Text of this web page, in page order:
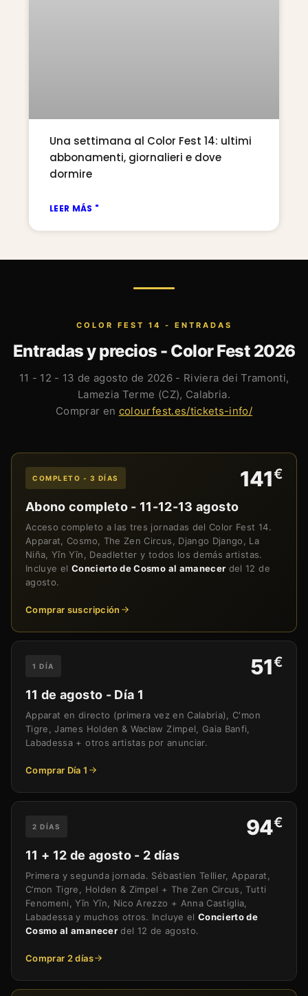
Una settimana al Color Fest 14: ultimi
abbonamenti, giornalieri e dove
dormire
LEER MÁS "
COLOR FEST 14 - ENTRADAS
Entradas y precios - Color Fest 2026
11 - 12 - 13 de agosto de 2026 - Riviera dei Tramonti,
Lamezia Terme (CZ), Calabria.
Comprar en colourfest.es/tickets-info/
COMPLETO - 3 DÍAS 141€
Abono completo - 11-12-13 agosto
Acceso completo a las tres jornadas del Color Fest 14.
Apparat, Cosmo, The Zen Circus, Django Django, La
Niña, Yīn Yīn, Deadletter y todos los demás artistas.
Incluye el Concierto de Cosmo al amanecer del 12 de
agosto.
Comprar suscripción
1 DÍA 51€
11 de agosto - Día 1
Apparat en directo (primera vez en Calabria), C'mon
Tigre, James Holden & Wacław Zimpel, Gaia Banfi,
Labadessa + otros artistas por anunciar.
Comprar Día 1
2 DÍAS 94€
11 + 12 de agosto - 2 días
Primera y segunda jornada. Sébastien Tellier, Apparat,
C’mon Tigre, Holden & Zimpel + The Zen Circus, Tutti
Fenomeni, Yīn Yīn, Nico Arezzo + Anna Castiglia,
Labadessa y muchos otros. Incluye el Concierto de
Cosmo al amanecerdel 12 de agosto.
Comprar 2 días